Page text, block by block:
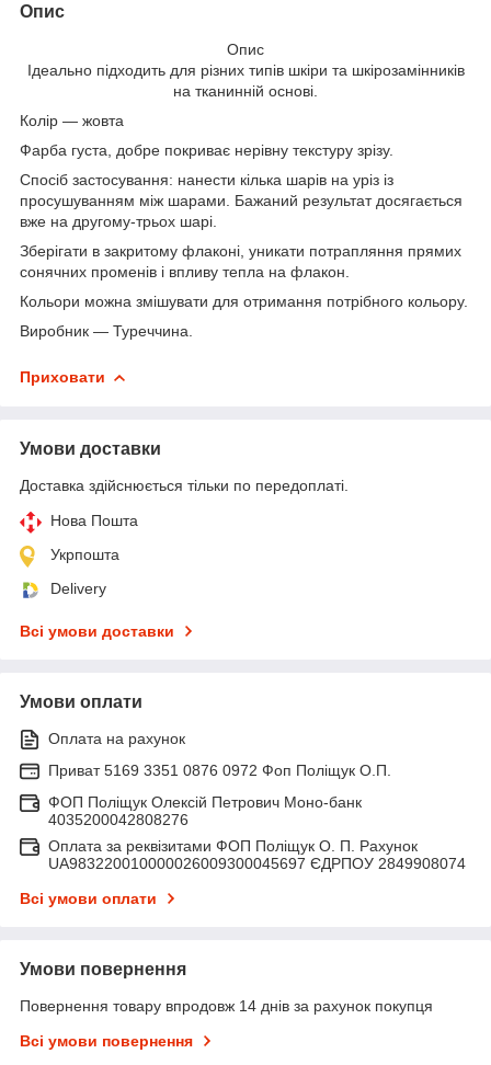
Опис
Опис
Ідеально підходить для різних типів шкіри та шкірозамінників
на тканинній основі.
Колір — жовта
Фарба густа, добре покриває нерівну текстуру зрізу.
Спосіб застосування: нанести кілька шарів на уріз із
просушуванням між шарами. Бажаний результат досягається
вже на другому-трьох шарі.
Зберігати в закритому флаконі, уникати потрапляння прямих
сонячних променів і впливу тепла на флакон.
Кольори можна змішувати для отримання потрібного кольору.
Виробник — Туреччина.
Приховати
Умови доставки
Доставка здійснюється тільки по передоплаті.
Нова Пошта
Укрпошта
Delivery
Всі умови доставки
Умови оплати
Оплата на рахунок
Приват 5169 3351 0876 0972 Фоп Поліщук О.П.
ФОП Поліщук Олексій Петрович Моно-банк
4035200042808276
Оплата за реквізитами ФОП Поліщук О. П. Рахунок
UA983220010000026009300045697 ЄДРПОУ 2849908074
Всі умови оплати
Умови повернення
Повернення товару впродовж 14 днів за рахунок покупця
Всі умови повернення